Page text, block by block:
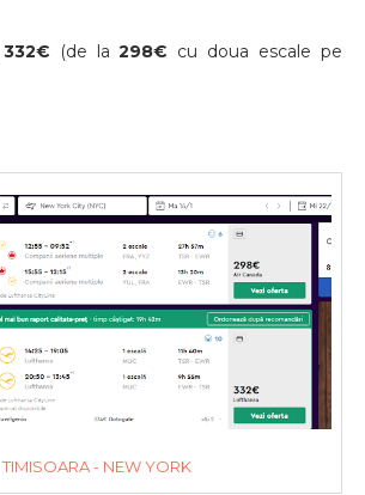
332€ (de la 298€ cu doua escale pe
TIMISOARA - NEW YORK